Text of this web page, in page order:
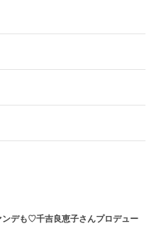
ンデも♡千吉良恵子さんプロデュー